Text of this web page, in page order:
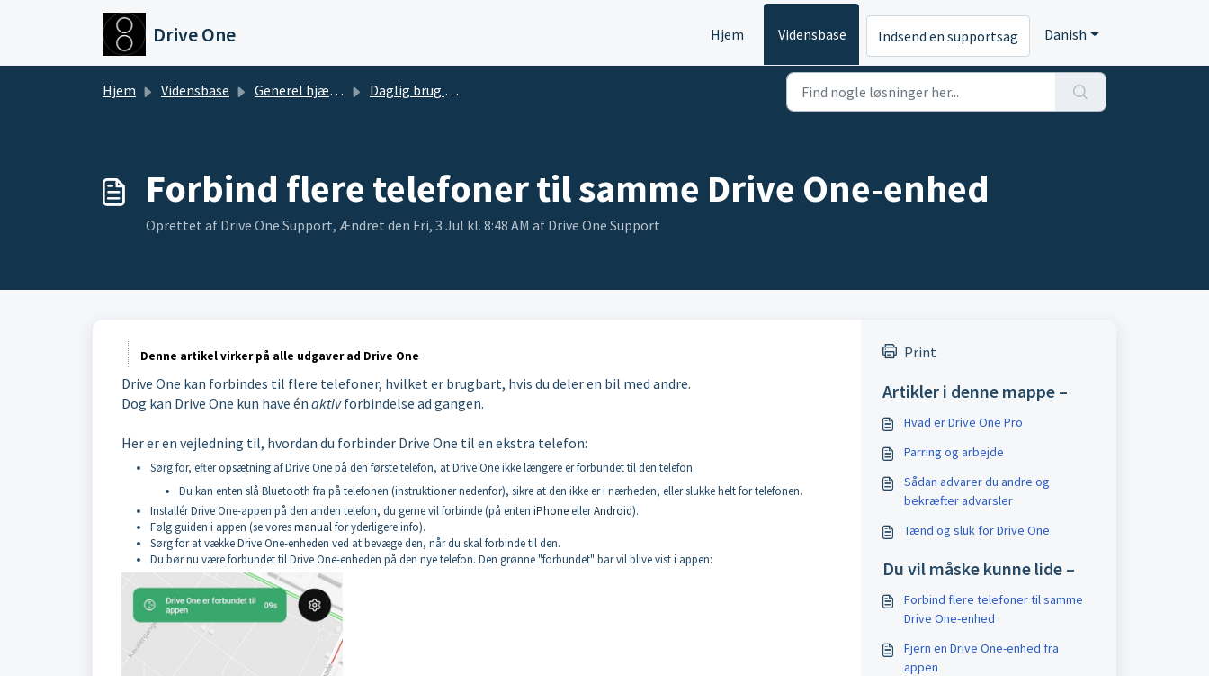
Gå til hovedindhold
Drive One Hjem Vidensbase Indsend en supportsag Danish
Hjem Vidensbase Generel hjælp til Drive One Pro Daglig brug af Drive One Pro
Forbind flere telefoner til samme Drive One-enhed
Oprettet af Drive One Support, Ændret den Fri, 3 Jul kl. 8:48 AM af Drive One Support
Denne artikel virker på alle udgaver ad Drive One
Drive One kan forbindes til flere telefoner, hvilket er brugbart, hvis du deler en bil med andre.
Dog kan Drive One kun have én aktivforbindelse ad gangen.
Her er en vejledning til, hvordan du forbinder Drive One til en ekstra telefon:
Sørg for, efter opsætning af Drive One på den første telefon, at Drive One ikke længere er forbundet til den telefon.
Du kan enten slå Bluetooth fra på telefonen (instruktioner nedenfor), sikre at den ikke er i nærheden, eller slukke helt for telefonen.
Installér Drive One-appen på den anden telefon, du gerne vil forbinde (på enten iPhoneellerAndroid).
Følg guiden i appen (se voresmanualfor yderligere info).
Sørg for at vække Drive One-enheden ved at bevæge den, når du skal forbinde til den.
Du bør nu være forbundet til Drive One-enheden på den nye telefon. Den grønne "forbundet" bar vil blive vist i appen:
Print
Artikler i denne mappe –
Hvad er Drive One Pro
Parring og arbejde
Sådan advarer du andre og
bekræfter advarsler
Tænd og sluk for Drive One
Du vil måske kunne lide –
Forbind flere telefoner til samme
Drive One-enhed
Fjern en Drive One-enhed fra
appen